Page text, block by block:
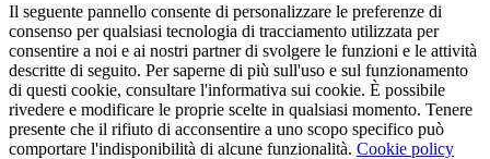
Il seguente pannello consente di personalizzare le preferenze di
consenso per qualsiasi tecnologia di tracciamento utilizzata per
consentire a noi e ai nostri partner di svolgere le funzioni e le attività
descritte di seguito. Per saperne di più sull'uso e sul funzionamento
di questi cookie, consultare l'informativa sui cookie. È possibile
rivedere e modificare le proprie scelte in qualsiasi momento. Tenere
presente che il rifiuto di acconsentire a uno scopo specifico può
comportare l'indisponibilità di alcune funzionalità. Cookie policy